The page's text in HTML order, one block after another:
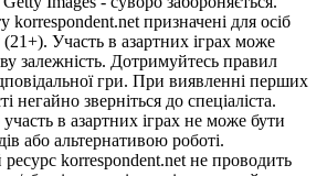
korrespondent.net призначені для осіб
Участь в азартних іграх може
залежність. Дотримуйтесь правил
гри. При виявленні перших
негайно зверніться до спеціаліста.
в азартних іграх не може бути
або альтернативою роботі.
korrespondent.net не проводить